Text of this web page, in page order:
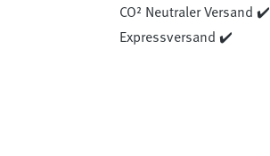
CO² Neutraler Versand ✔️
Expressversand ✔️